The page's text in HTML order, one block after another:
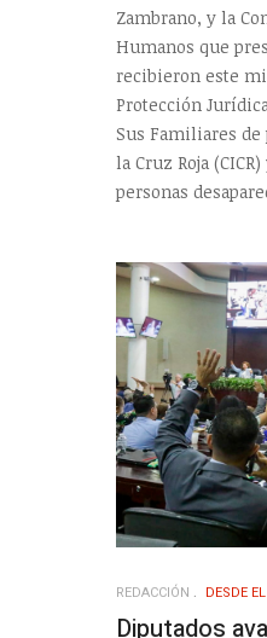
Zambrano, y la
Humanos que
recibieron este
Protección
Sus Familiares
la Cruz Roja
personas
REDACCIÓN DESDE
Diputados